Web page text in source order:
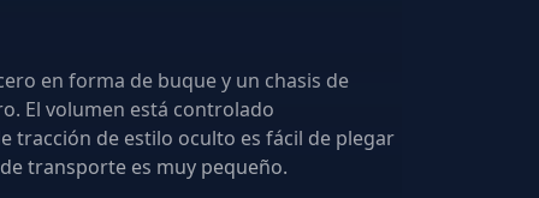
en forma de buque y un chasis de
tracción de estilo oculto es fácil de plegar
y desplegar. El radio de giro de transporte es muy pequeño.